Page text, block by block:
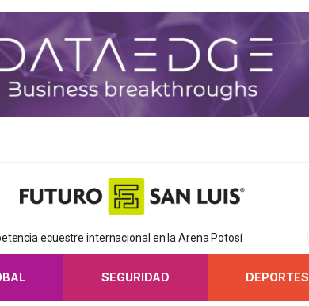
ecuestre internacional en la Arena Potosí
SEGURIDAD DEPORTES